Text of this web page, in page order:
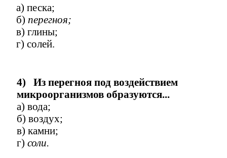
а) песка;
б) перегноя;
в) глины;
г) солей.
4) Из перегноя под воздействием
микроорганизмов образуются...
а) вода;
б) воздух;
в) камни;
г)соли.